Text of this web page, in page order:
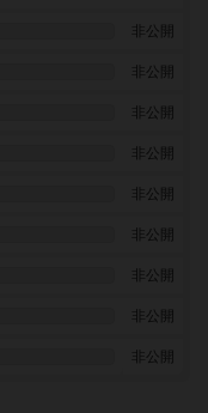
非公開
非公開
非公開
非公開
非公開
非公開
非公開
非公開
非公開